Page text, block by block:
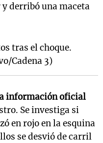
derribó una maceta
tras el choque.
Cadena 3)
información oficial
Se investiga si
en rojo en la esquina
se desvió de carril